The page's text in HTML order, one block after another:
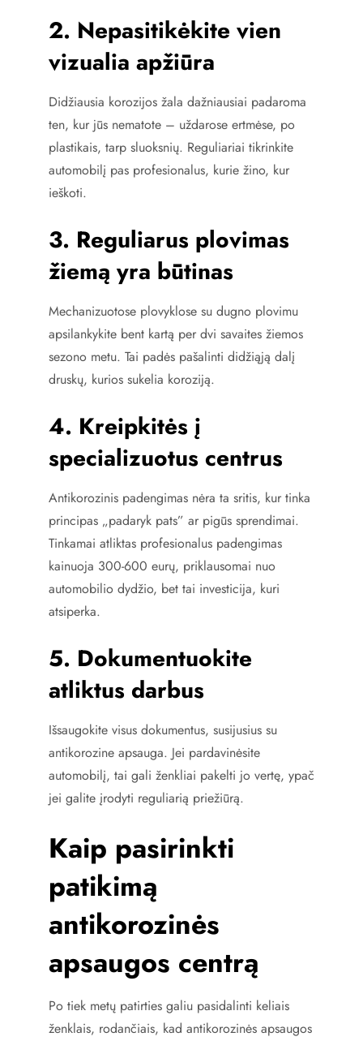
2. Nepasitikėkite vien
vizualia apžiūra
Didžiausia korozijos žala dažniausiai padaroma
ten, kur jūs nematote – uždarose ertmėse, po
plastikais, tarp sluoksnių. Reguliariai tikrinkite
automobilį pas profesionalus, kurie žino, kur
ieškoti.
3. Reguliarus plovimas
žiemą yra būtinas
Mechanizuotose plovyklose su dugno plovimu
apsilankykite bent kartą per dvi savaites žiemos
sezono metu. Tai padės pašalinti didžiąją dalį
druskų, kurios sukelia koroziją.
4. Kreipkitės į
specializuotus centrus
Antikorozinis padengimas nėra ta sritis, kur tinka
principas „padaryk pats” ar pigūs sprendimai.
Tinkamai atliktas profesionalus padengimas
kainuoja 300-600 eurų, priklausomai nuo
automobilio dydžio, bet tai investicija, kuri
atsiperka.
5. Dokumentuokite
atliktus darbus
Išsaugokite visus dokumentus, susijusius su
antikorozine apsauga. Jei pardavinėsite
automobilį, tai gali ženkliai pakelti jo vertę, ypač
jei galite įrodyti reguliarią priežiūrą.
Kaip pasirinkti
patikimą
antikorozinės
apsaugos centrą
Po tiek metų patirties galiu pasidalinti keliais
ženklais, rodančiais, kad antikorozinės apsaugos